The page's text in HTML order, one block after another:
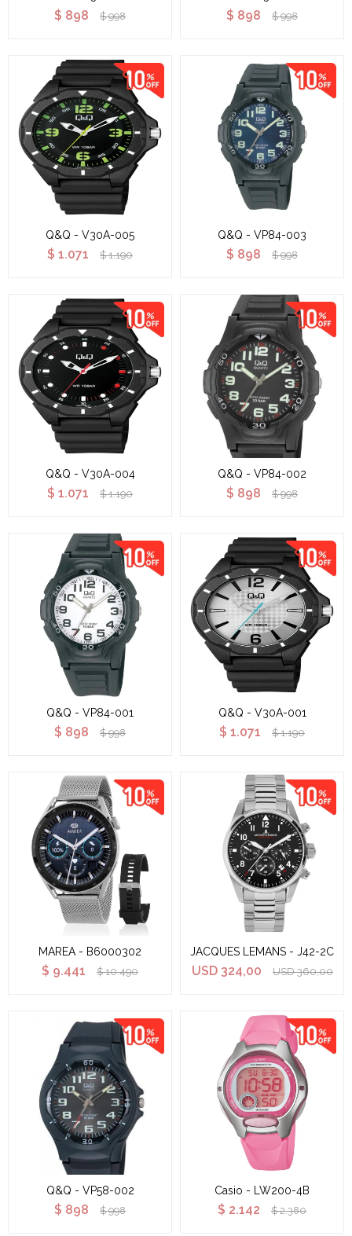
$ 898 $ 998 $ 898 $ 998
Q&Q - V30A-005
$ 1.071 $ 1.190
Q&Q - VP84-003
$ 898 $ 998
Q&Q - V30A-004
$ 1.071 $ 1.190
Q&Q - VP84-002
$ 898 $ 998
Q&Q - VP84-001
$ 898 $ 998
Q&Q - V30A-001
$ 1.071 $ 1.190
MAREA - B6000302
$ 9.441 $ 10.490
JACQUES LEMANS - J42-2C
USD 324,00 USD 360,00
Q&Q - VP58-002
$ 898 $ 998
Casio - LW200-4B
$ 2.142 $ 2.380